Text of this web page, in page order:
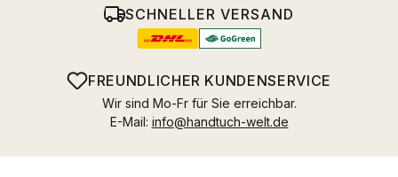
SCHNELLER VERSAND
FREUNDLICHER KUNDENSERVICE
Wir sind Mo-Fr für Sie erreichbar.
E-Mail: info@handtuch-welt.de